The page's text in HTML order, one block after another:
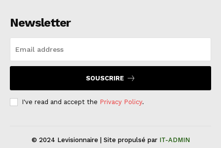
Newsletter
SOUSCRIRE
I've read and accept the Privacy Policy.
© 2024 Levisionnaire | Site propulsé par IT-ADMIN